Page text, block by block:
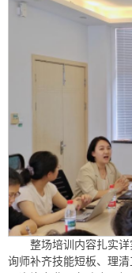
整场培训内容扎实
询师补齐技能短板、理